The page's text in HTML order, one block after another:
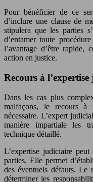
Pour bénéficier de ce
d’inclure une clause de
stipulera que les parties
d’entamer toute
l’avantage d’être rapide,
action en justice.
Recours à
Dans les cas plus
malfaçons, le recours à
nécessaire. L’expert
manière impartiale les
technique détaillé.
L’expertise judiciaire peut
parties. Elle permet
des éventuels défauts. Le
déterminer les